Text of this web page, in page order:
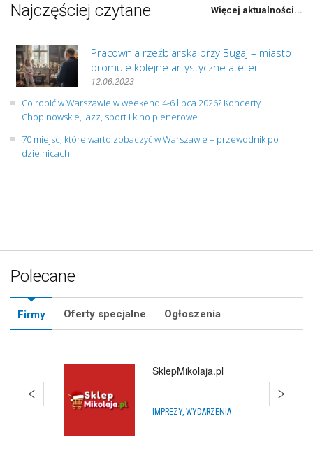
Najczęściej czytane Więcej aktualności...
Pracownia rzeźbiarska przy Bugaj – miasto
promuje kolejne artystyczne atelier
12.06.2023
Co robić w Warszawie w weekend 4-6 lipca 2026? Koncerty
Chopinowskie, jazz, sport i kino plenerowe
70 miejsc, które warto zobaczyć w Warszawie – przewodnik po
dzielnicach
Polecane
Firmy Oferty specjalne Ogłoszenia
SklepMikolaja.pl
IMPREZY, WYDARZENIA